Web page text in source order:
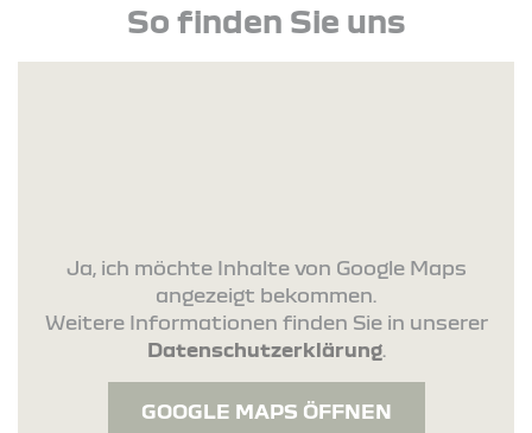
So finden Sie uns
Ja, ich möchte Inhalte von Google Maps
angezeigt bekommen.
Weitere Informationen finden Sie in unserer
Datenschutzerklärung.
GOOGLE MAPS ÖFFNEN